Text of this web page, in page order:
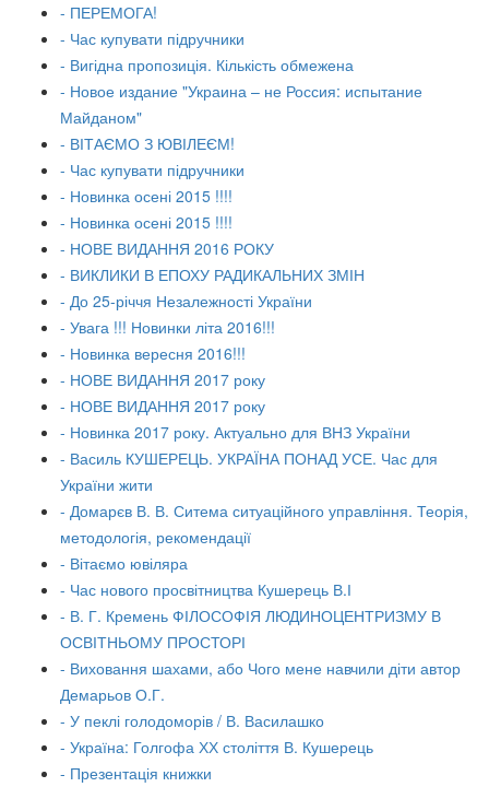
- ПЕРЕМОГА!
- Час купувати підручники
- Вигідна пропозиція. Кількість обмежена
- Новое издание "Украина – не Россия: испытание
Майданом"
- ВІТАЄМО З ЮВІЛЕЄМ!
- Час купувати підручники
- Новинка осені 2015 !!!!
- Новинка осені 2015 !!!!
- НОВЕ ВИДАННЯ 2016 РОКУ
- ВИКЛИКИ В ЕПОХУ РАДИКАЛЬНИХ ЗМІН
- До 25-річчя Незалежності України
- Увага !!! Новинки літа 2016!!!
- Новинка вересня 2016!!!
- НОВЕ ВИДАННЯ 2017 року
- НОВЕ ВИДАННЯ 2017 року
- Новинка 2017 року. Актуально для ВНЗ України
- Василь КУШЕРЕЦЬ. УКРАЇНА ПОНАД УСЕ. Час для
України жити
- Домарєв В. В. Ситема ситуаційного управління. Теорія,
методологія, рекомендації
- Вітаємо ювіляра
- Час нового просвітництва Кушерець В.І
- В. Г. Кремень ФІЛОСОФІЯ ЛЮДИНОЦЕНТРИЗМУ В
ОСВІТНЬОМУ ПРОСТОРІ
- Виховання шахами, або Чого мене навчили діти автор
Демарьов О.Г.
- У пеклі голодоморів / В. Василашко
- Україна: Голгофа ХХ століття В. Кушерець
- Презентація книжки